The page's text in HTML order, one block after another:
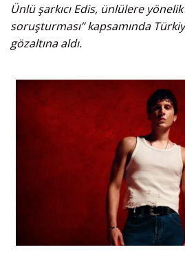
Ünlü şarkıcı Edis, ünlülere
soruşturması” kapsamında
gözaltına aldı.